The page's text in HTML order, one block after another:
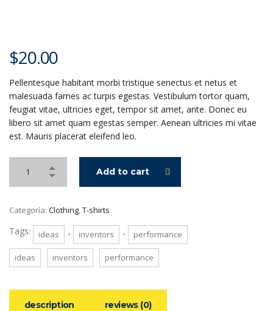
$20.00
Pellentesque habitant morbi tristique senectus et netus et
malesuada fames ac turpis egestas. Vestibulum tortor quam,
feugiat vitae, ultricies eget, tempor sit amet, ante. Donec eu
libero sit amet quam egestas semper. Aenean ultricies mi vitae
est. Mauris placerat eleifend leo.
Add to cart
Categoría: Clothing,T-shirts
Tags: ideas , inventors , performance
ideas inventors performance
description reviews (0)